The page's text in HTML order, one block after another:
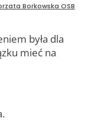
Borkowska OSB
była dla
mieć na